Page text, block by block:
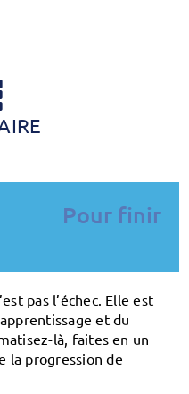
Pour finir
pas l’échec. Elle est
et du
là, faites en un
la progression de